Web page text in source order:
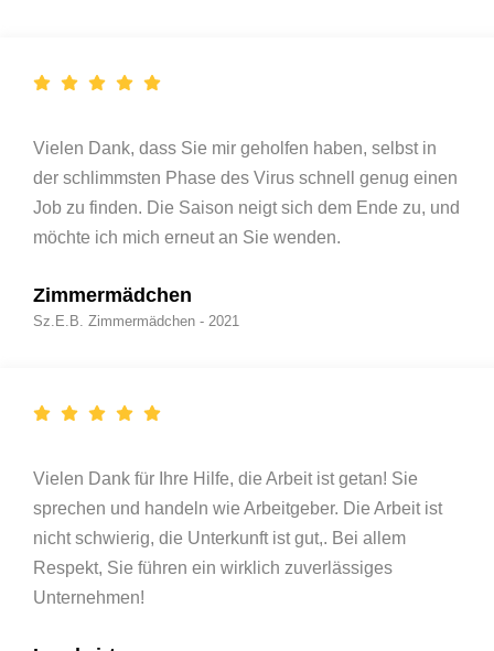
Vielen Dank, dass Sie mir geholfen haben, selbst in
der schlimmsten Phase des Virus schnell genug einen
Job zu finden. Die Saison neigt sich dem Ende zu, und
möchte ich mich erneut an Sie wenden.
Zimmermädchen
Sz.E.B. Zimmermädchen - 2021
Vielen Dank für Ihre Hilfe, die Arbeit ist getan! Sie
sprechen und handeln wie Arbeitgeber. Die Arbeit ist
nicht schwierig, die Unterkunft ist gut,. Bei allem
Respekt, Sie führen ein wirklich zuverlässiges
Unternehmen!